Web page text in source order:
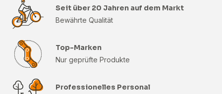
Seit über 20 Jahren auf dem Markt
Bewährte Qualität
Top-Marken
Nur geprüfte Produkte
Professionelles Personal